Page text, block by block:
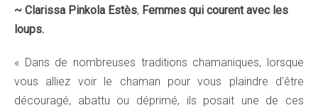
~ Clarissa Pinkola Estès, Femmes qui courent avec les
loups.
« Dans de nombreuses traditions chamaniques, lorsque
vous alliez voir le chaman pour vous plaindre d'être
découragé, abattu ou déprimé, ils posait une de ces